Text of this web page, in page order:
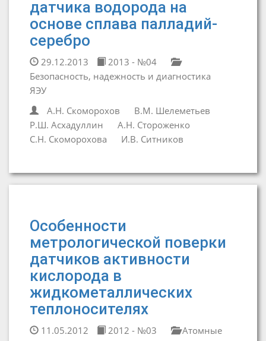
датчика водорода на
основе сплава палладий-
серебро
29.12.2013
2013 - №04
Безопасность, надежность и диагностика
ЯЭУ
А.Н. Скоморохов
В.М. Шелеметьев
Р.Ш. Асхадуллин
А.Н. Стороженко
С.Н. Скоморохова
И.В. Ситников
Особенности
метрологической поверки
датчиков активности
кислорода в
жидкометаллических
теплоносителях
11.05.2012 2012 - №03
Атомные